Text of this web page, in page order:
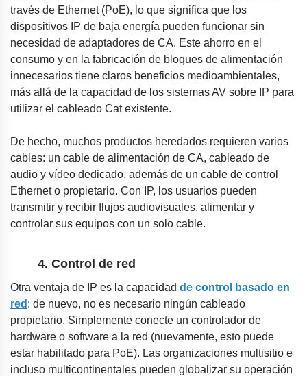
través de Ethernet (PoE), lo que significa que los
dispositivos IP de baja energía pueden funcionar sin
necesidad de adaptadores de CA. Este ahorro en el
consumo y en la fabricación de bloques de alimentación
innecesarios tiene claros beneficios medioambientales,
más allá de la capacidad de los sistemas AV sobre IP para
utilizar el cableado Cat existente.
De hecho, muchos productos heredados requieren varios
cables: un cable de alimentación de CA, cableado de
audio y vídeo dedicado, además de un cable de control
Ethernet o propietario. Con IP, los usuarios pueden
transmitir y recibir flujos audiovisuales, alimentar y
controlar sus equipos con un solo cable.
4. Control de red
Otra ventaja de IP es la capacidad de control basado en
red : de nuevo, no es necesario ningún cableado
propietario. Simplemente conecte un controlador de
hardware o software a la red (nuevamente, esto puede
estar habilitado para PoE). Las organizaciones multisitio e
incluso multicontinentales pueden globalizar su operación